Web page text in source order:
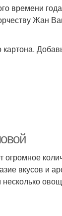
времени
Жан
вкусов и